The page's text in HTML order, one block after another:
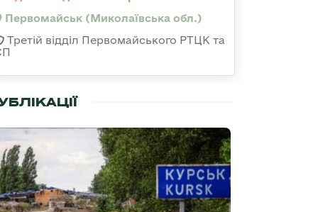
Первомайськ (Миколаївська обл.)
Третій відділ Первомайського РТЦК та